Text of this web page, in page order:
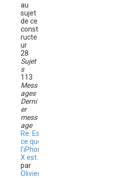
r
m
e
s
s
a
g
e
au
sujet
de ce
const
ructe
ur
28
Sujet
s
113
Mess
ages
Derni
er
mess
age
Re: Est-
ce que
l'iPhone
X est…
par
Olivier